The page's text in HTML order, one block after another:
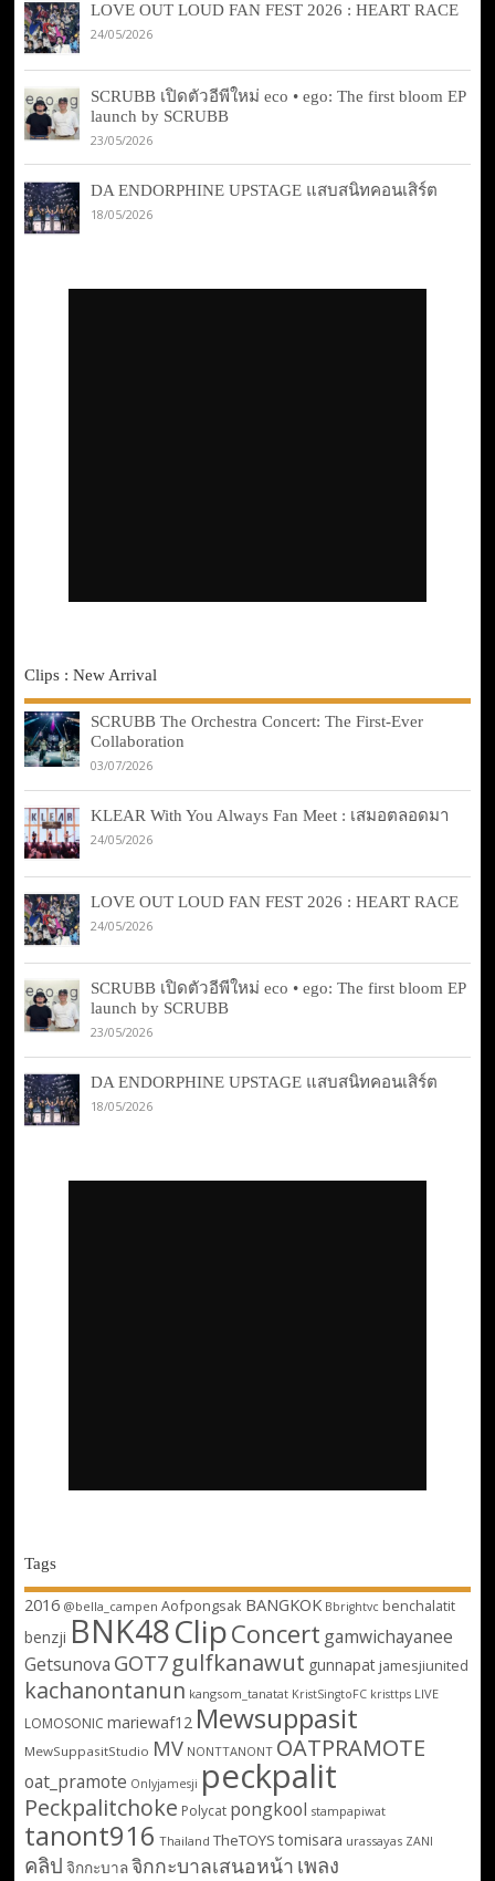
LOVE OUT LOUD FAN FEST 2026 : HEART RACE
24/05/2026
SCRUBB เปิดตัวอีพีใหม่ eco • ego: The first bloom EP
launch by SCRUBB
23/05/2026
DA ENDORPHINE UPSTAGE แสบสนิทคอนเสิร์ต
18/05/2026
Clips : New Arrival
SCRUBB The Orchestra Concert: The First-Ever
Collaboration
03/07/2026
KLEAR With You Always Fan Meet : เสมอตลอดมา
24/05/2026
LOVE OUT LOUD FAN FEST 2026 : HEART RACE
24/05/2026
SCRUBB เปิดตัวอีพีใหม่ eco • ego: The first bloom EP
launch by SCRUBB
23/05/2026
DA ENDORPHINE UPSTAGE แสบสนิทคอนเสิร์ต
18/05/2026
Tags
2016 @bella_campen Aofpongsak BANGKOK Bbrightvc benchalatit
benzji BNK48ClipConcert gamwichayanee
Getsunova GOT7gulfkanawut gunnapat jamesjiunited
kachanontanun kangsom_tanatat KristSingtoFC kristtps LIVE
LOMOSONIC mariewaf12 Mewsuppasit
MewSuppasitStudio MV NONTTANONT OATPRAMOTE
oat_pramote Onlyjamesji peckpalit
Peckpalitchoke Polycat pongkool stampapiwat
tanont916 Thailand TheTOYS tomisara urassayas ZANI
คลิป จิกกะบาลจิกกะบาลเสนอหน้า เพลง